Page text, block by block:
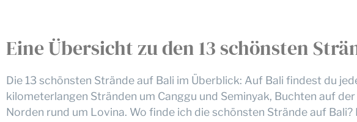
Eine Übersicht zu den 13 schönsten
Die 13 schönsten Strände auf Bali im Überblick: Auf Bali findest du
kilometerlangen Stränden um Canggu und Seminyak, Buchten auf
Norden rund um Lovina. Wo finde ich die schönsten Strände auf